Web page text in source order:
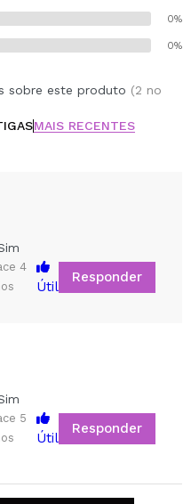
0%
0%
sobre este produto (2 no
MAIS RECENTES
ou uma foto
Imagine isso...
4
Útil
Responder
5
Útil
Responder